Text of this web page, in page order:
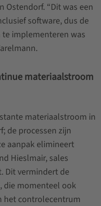
Ostendorf. “Dit was een
software, dus de
implementeren was
materiaalstroom
materiaalstroom in
de processen zijn
aanpak elimineert
Hieslmair, sales
Dit vermindert de
die momenteel ook
het controlecentrum